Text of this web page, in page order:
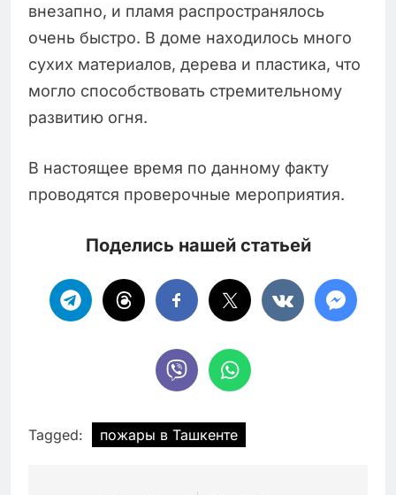
внезапно, и пламя распространялось
очень быстро. В доме находилось много
сухих материалов, дерева и пластика, что
могло способствовать стремительному
развитию огня.
В настоящее время по данному факту
проводятся проверочные мероприятия.
Поделись нашей статьей
Tagged: пожары в Ташкенте